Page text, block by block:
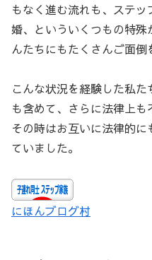
もなく進む流れも、ステ
婚、といういくつもの特
んたちにもたくさんご面倒
こんな状況を経験した私
も含めて、さらに法律上
その時はお互いに法律的
ていました。
にほんブログ村